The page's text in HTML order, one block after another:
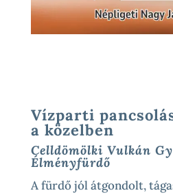
Vízparti
a közelben
Celldömölki Vulkán
Élményfürdő
A fürdő jól átgondolt,